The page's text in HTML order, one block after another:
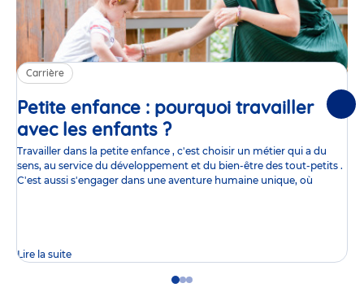
Carrière
Petite enfance : pourquoi travailler
avec les enfants ?Article
Travailler dans la petite enfance , c'est choisir un métier qui a du
sens, au service du développement et du bien-être des tout-petits .
C'est aussi s'engager dans une aventure humaine unique, où
Lire la suite
GoGoGo